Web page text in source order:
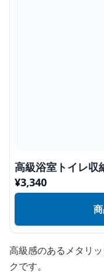
高級浴室トイレ収
¥3,340
高級感のあるメタリ
クです。